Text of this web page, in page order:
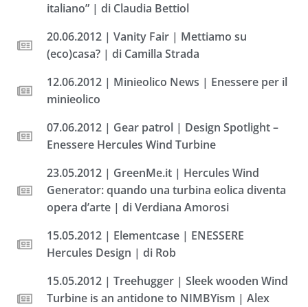
italiano” | di Claudia Bettiol
20.06.2012 | Vanity Fair | Mettiamo su
(eco)casa? | di Camilla Strada
12.06.2012 | Minieolico News | Enessere per il
minieolico
07.06.2012 | Gear patrol | Design Spotlight –
Enessere Hercules Wind Turbine
23.05.2012 | GreenMe.it | Hercules Wind
Generator: quando una turbina eolica diventa
opera d’arte | di Verdiana Amorosi
15.05.2012 | Elementcase | ENESSERE
Hercules Design | di Rob
15.05.2012 | Treehugger | Sleek wooden Wind
Turbine is an antidone to NIMBYism | Alex